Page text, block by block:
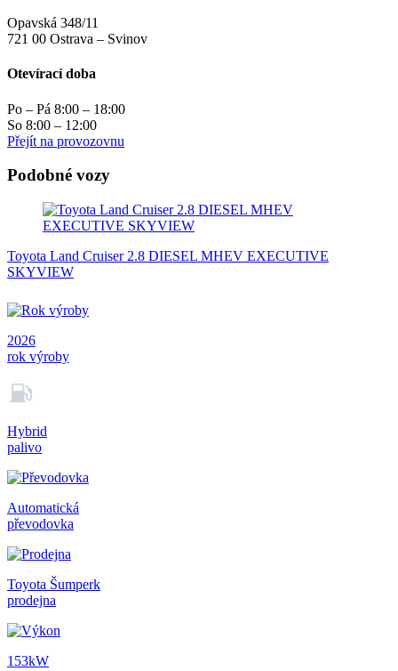
Opavská 348/11
721 00 Ostrava – Svinov
Otevírací doba
Po – Pá 8:00 – 18:00
So 8:00 – 12:00
Přejít na provozovnu
Podobné vozy
Toyota Land Cruiser 2.8 DIESEL MHEV EXECUTIVE
SKYVIEW
2026
rok výroby
Hybrid
palivo
Automatická
převodovka
Toyota Šumperk
prodejna
153kW